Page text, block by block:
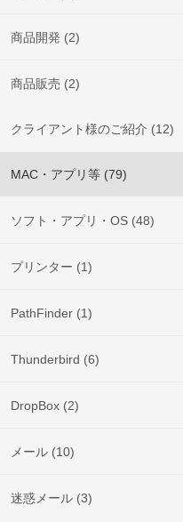
商品開発 (2)
商品販売 (2)
クライアント様のご紹介 (12)
MAC・アプリ等 (79)
ソフト・アプリ・OS (48)
プリンター (1)
PathFinder (1)
Thunderbird (6)
DropBox (2)
メール (10)
迷惑メール (3)